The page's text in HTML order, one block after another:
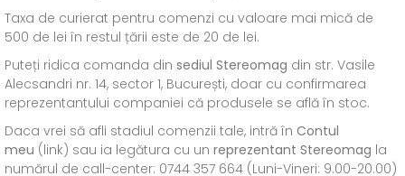
Taxa de curierat pentru comenzi cu valoare mai mică de
500 de lei în restul țării este de 20 de lei.
Puteți ridica comanda din sediul Stereomag din str. Vasile
Alecsandri nr. 14, sector 1, București, doar cu confirmarea
reprezentantului companiei că produsele se află în stoc.
Daca vrei să afli stadiul comenzii tale, intră în Contul
meu (link) sau ia legătura cu un reprezentant Stereomag la
numărul de call-center: 0744 357 664 (Luni-Vineri: 9.00-20.00)